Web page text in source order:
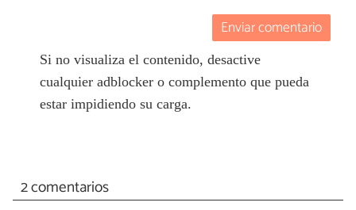
Enviar comentario
Si no visualiza el contenido, desactive
cualquier adblocker o complemento que pueda
estar impidiendo su carga.
2 comentarios